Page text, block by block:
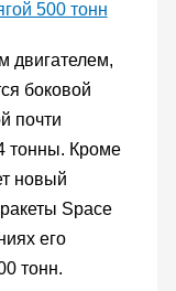
боковой
почти
тонны. Кроме
новый
Space
его
тонн.